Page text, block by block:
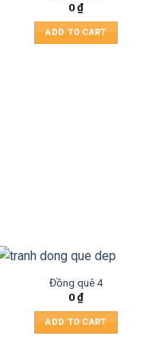
0₫
ADD TO CART
Đồng quê 4
0₫
ADD TO CART